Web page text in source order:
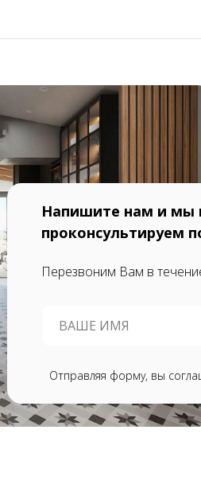
Напишите нам и мы
проконсультируем
Перезвоним Вам в
Отправляя форму, вы